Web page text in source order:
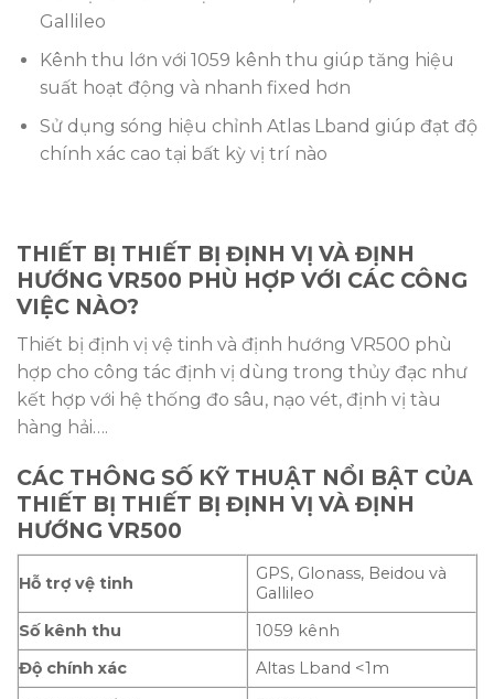
Gallileo
Kênh thu lớn với 1059 kênh thu giúp tăng hiệu
suất hoạt động và nhanh fixed hơn
Sử dụng sóng hiệu chỉnh Atlas Lband giúp đạt độ
chính xác cao tại bất kỳ vị trí nào
THIẾT BỊ THIẾT BỊ ĐỊNH VỊ VÀ ĐỊNH
HƯỚNG VR500 PHÙ HỢP VỚI CÁC CÔNG
VIỆC NÀO?
Thiết bị định vị vệ tinh và định hướng VR500 phù
hợp cho công tác định vị dùng trong thủy đạc như
kết hợp với hệ thống đo sâu, nạo vét, định vị tàu
hàng hải….
CÁC THÔNG SỐ KỸ THUẬT NỔI BẬT CỦA
THIẾT BỊ THIẾT BỊ ĐỊNH VỊ VÀ ĐỊNH
HƯỚNG VR500
Hỗ trợ vệ tinh
GPS, Glonass, Beidou và
Gallileo
Số kênh thu
1059 kênh
Độ chính xác
Altas Lband <1m